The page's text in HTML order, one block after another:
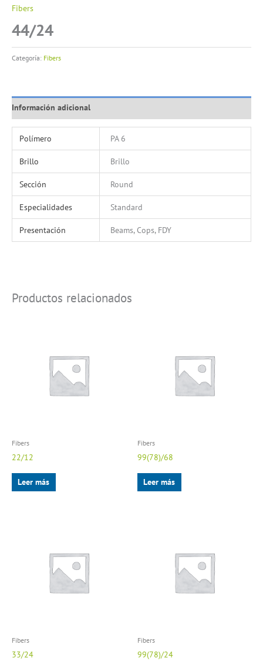
Fibers
44/24
Categoría: Fibers
Información adicional
Polímero PA 6
Brillo Brillo
Sección Round
Especialidades Standard
Presentación Beams, Cops, FDY
Productos relacionados
Fibers
22/12
Leer más
Fibers
99(78)/68
Leer más
Fibers
33/24
Fibers
99(78)/24